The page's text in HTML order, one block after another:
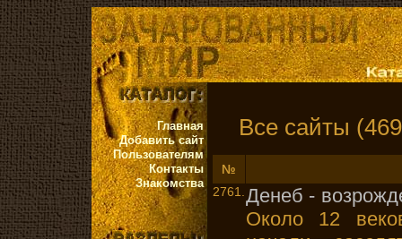
Главная
Добавить сайт
Пользователям
Контакты
Знакомства
Все сайты
№
2761. Денеб -
Около 12